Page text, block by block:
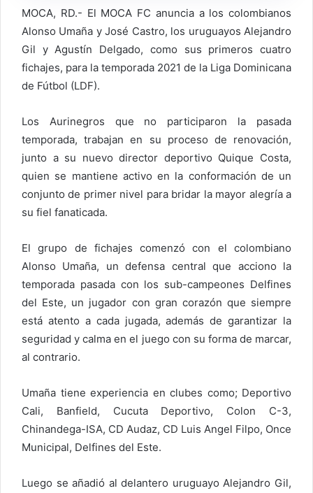
MOCA, RD.- El MOCA FC anuncia a los colombianos
Alonso Umaña y José Castro, los uruguayos Alejandro
Gil y Agustín Delgado, como sus primeros cuatro
fichajes, para la temporada 2021 de la Liga Dominicana
de Fútbol (LDF).
Los Aurinegros que no participaron la pasada
temporada, trabajan en su proceso de renovación,
junto a su nuevo director deportivo Quique Costa,
quien se mantiene activo en la conformación de un
conjunto de primer nivel para bridar la mayor alegría a
su fiel fanaticada.
El grupo de fichajes comenzó con el colombiano
Alonso Umaña, un defensa central que acciono la
temporada pasada con los sub-campeones Delfines
del Este, un jugador con gran corazón que siempre
está atento a cada jugada, además de garantizar la
seguridad y calma en el juego con su forma de marcar,
al contrario.
Umaña tiene experiencia en clubes como; Deportivo
Cali, Banfield, Cucuta Deportivo, Colon C-3,
Chinandega-ISA, CD Audaz, CD Luis Angel Filpo, Once
Municipal, Delfines del Este.
Luego se añadió al delantero uruguayo Alejandro Gil,